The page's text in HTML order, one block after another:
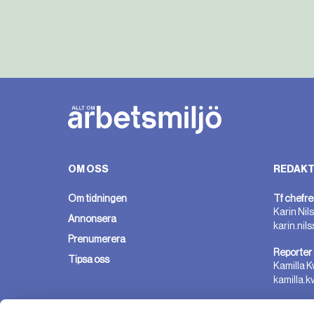
OM OSS
Om tidningen
Annonsera
Prenumerera
Tipsa oss
Tf
Karin
Reporter
Kamilla